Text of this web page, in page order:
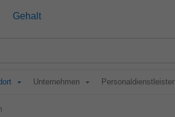
Gehalt
Unternehmen Personaldienstleister